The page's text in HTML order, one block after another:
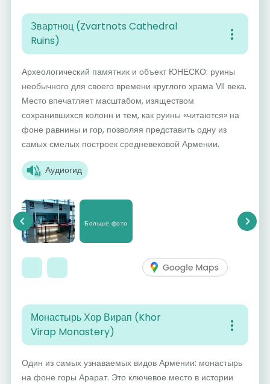
Звартноц (Zvartnots Cathedral
Ruins)
Археологический памятник и объект ЮНЕСКО: руины
необычного для своего времени круглого храма VII века.
Место впечатляет масштабом, изяществом
сохранившихся колонн и тем, как руины «читаются» на
фоне равнины и гор, позволяя представить одну из
самых смелых построек средневековой Армении.
Аудиогид
Больше фото
Previous Next
Монастырь Хор Вирап (Khor
Virap Monastery)
Один из самых узнаваемых видов Армении: монастырь
на фоне горы Арарат. Это ключевое место в истории